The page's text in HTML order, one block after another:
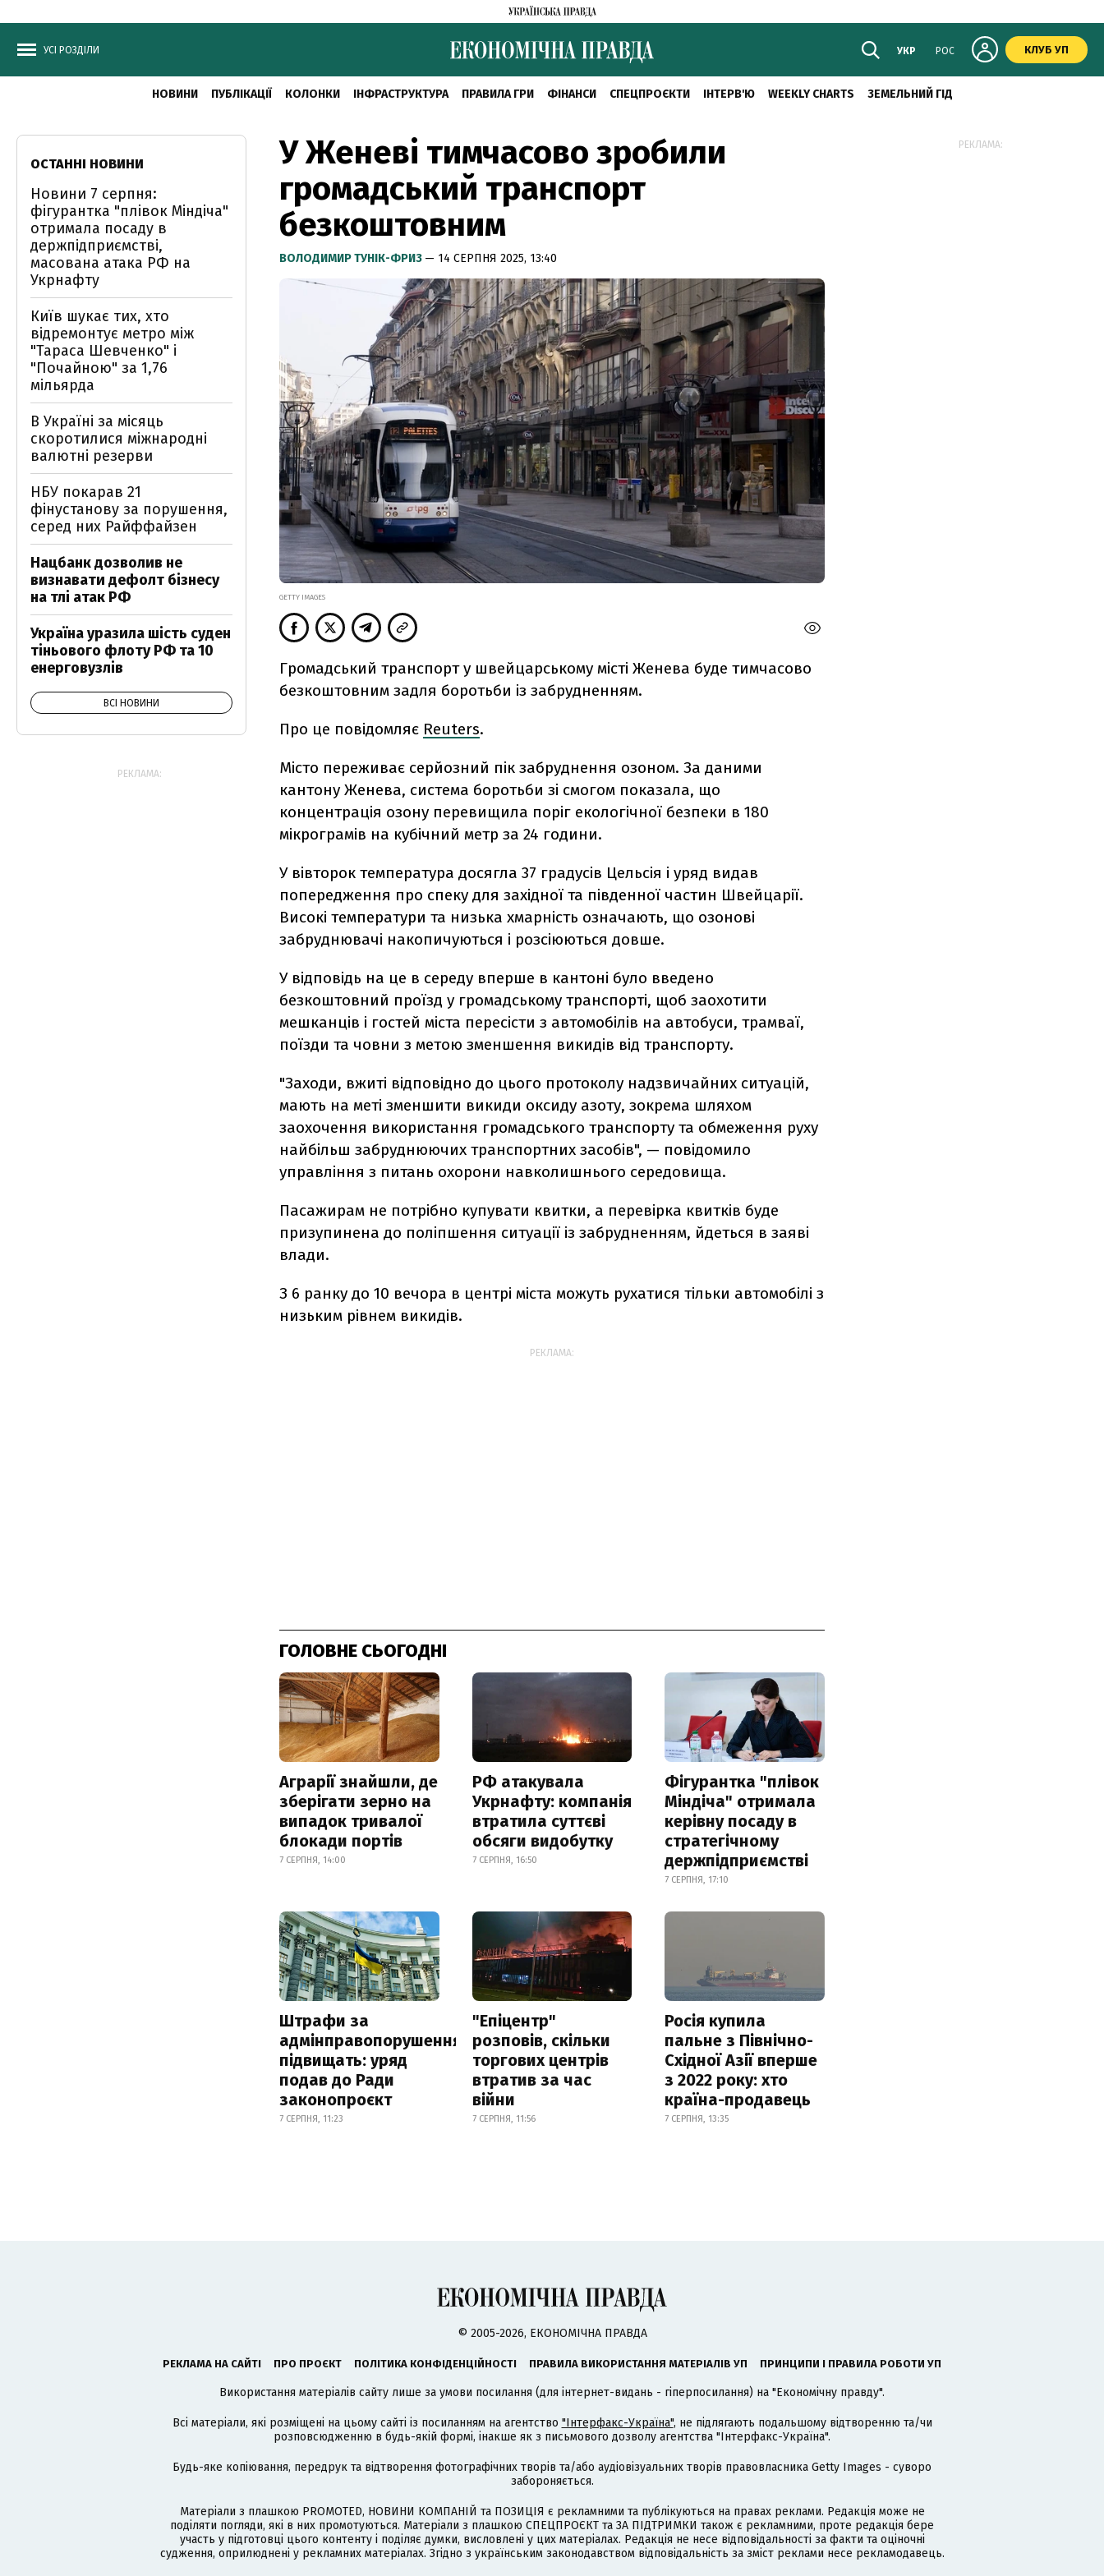
УСІ РОЗДІЛИ УКР РОС КЛУБ УП
НОВИНИ ПУБЛІКАЦІЇ КОЛОНКИ ІНФРАСТРУКТУРА ПРАВИЛА ГРИ ФІНАНСИ СПЕЦПРОЄКТИ ІНТЕРВ'Ю WEEKLY CHARTS ЗЕМЕЛЬНИЙ ГІД
У Женеві тимчасово зробили
громадський транспорт
безкоштовним
ВОЛОДИМИР ТУНІК-ФРИЗ — 14 СЕРПНЯ 2025, 13:40
GETTY IMAGES
Громадський транспорт у швейцарському місті Женева буде тимчасово
безкоштовним задля боротьби із забрудненням.
Про це повідомляє Reuters.
Місто переживає серйозний пік забруднення озоном. За даними
кантону Женева, система боротьби зі смогом показала, що
концентрація озону перевищила поріг екологічної безпеки в 180
мікрограмів на кубічний метр за 24 години.
У вівторок температура досягла 37 градусів Цельсія і уряд видав
попередження про спеку для західної та південної частин Швейцарії.
Високі температури та низька хмарність означають, що озонові
забруднювачі накопичуються і розсіюються довше.
У відповідь на це в середу вперше в кантоні було введено
безкоштовний проїзд у громадському транспорті, щоб заохотити
мешканців і гостей міста пересісти з автомобілів на автобуси, трамваї,
поїзди та човни з метою зменшення викидів від транспорту.
"Заходи, вжиті відповідно до цього протоколу надзвичайних ситуацій,
мають на меті зменшити викиди оксиду азоту, зокрема шляхом
заохочення використання громадського транспорту та обмеження руху
найбільш забруднюючих транспортних засобів", — повідомило
управління з питань охорони навколишнього середовища.
Пасажирам не потрібно купувати квитки, а перевірка квитків буде
призупинена до поліпшення ситуації із забрудненням, йдеться в заяві
влади.
З 6 ранку до 10 вечора в центрі міста можуть рухатися тільки автомобілі з
низьким рівнем викидів.
РЕКЛАМА:
ГОЛОВНЕ СЬОГОДНІ
Аграрії знайшли, де
зберігати зерно на
випадок тривалої
блокади портів
7 СЕРПНЯ, 14:00
РФ атакувала
Укрнафту: компанія
втратила суттєві
обсяги видобутку
7 СЕРПНЯ, 16:50
Фігурантка "плівок
Міндіча" отримала
керівну посаду в
стратегічному
держпідприємстві
7 СЕРПНЯ, 17:10
Штрафи за
адмінправопорушення
підвищать: уряд
подав до Ради
законопроєкт
7 СЕРПНЯ, 11:23
"Епіцентр"
розповів, скільки
торгових центрів
втратив за час
війни
7 СЕРПНЯ, 11:56
Росія купила
пальне з Північно-
Східної Азії вперше
з 2022 року: хто
країна-продавець
7 СЕРПНЯ, 13:35
ОСТАННІ НОВИНИ
Новини 7 серпня:
фігурантка "плівок Міндіча"
отримала посаду в
держпідприємстві,
масована атака РФ на
Укрнафту
Київ шукає тих, хто
відремонтує метро між
"Тараса Шевченко" і
"Почайною" за 1,76
мільярда
В Україні за місяць
скоротилися міжнародні
валютні резерви
НБУ покарав 21
фінустанову за порушення,
серед них Райффайзен
Нацбанк дозволив не
визнавати дефолт бізнесу
на тлі атак РФ
Україна уразила шість суден
тіньового флоту РФ та 10
енерговузлів
ВСІ НОВИНИ
РЕКЛАМА:
РЕКЛАМА:
© 2005-2026, ЕКОНОМІЧНА ПРАВДА
РЕКЛАМА НА САЙТІ ПРО ПРОЄКТ ПОЛІТИКА КОНФІДЕНЦІЙНОСТІ ПРАВИЛА ВИКОРИСТАННЯ МАТЕРІАЛІВ УП ПРИНЦИПИ І ПРАВИЛА РОБОТИ УП
Використання матеріалів сайту лише за умови посилання (для інтернет-видань - гіперпосилання) на "Економічну правду".
Всі матеріали, які розміщені на цьому сайті із посиланням на агентство "Інтерфакс-Україна", не підлягають подальшому відтворенню та/чи
розповсюдженню в будь-якій формі, інакше як з письмового дозволу агентства "Інтерфакс-Україна".
Будь-яке копіювання, передрук та відтворення фотографічних творів та/або аудіовізуальних творів правовласника Getty Images - суворо
забороняється.
Матеріали з плашкою PROMOTED, НОВИНИ КОМПАНІЙ та ПОЗИЦІЯ є рекламними та публікуються на правах реклами. Редакція може не
поділяти погляди, які в них промотуються. Матеріали з плашкою СПЕЦПРОЄКТ та ЗА ПІДТРИМКИ також є рекламними, проте редакція бере
участь у підготовці цього контенту і поділяє думки, висловлені у цих матеріалах. Редакція не несе відповідальності за факти та оціночні
судження, оприлюднені у рекламних матеріалах. Згідно з українським законодавством відповідальність за зміст реклами несе рекламодавець.